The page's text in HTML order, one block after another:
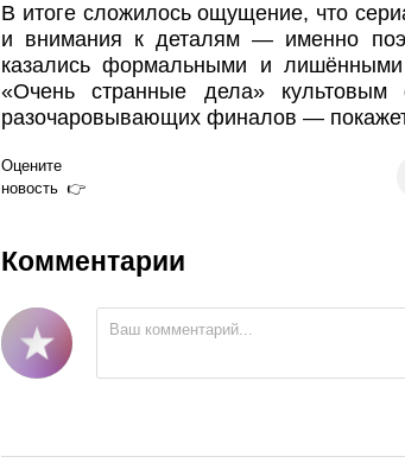
В итоге сложилось ощущение, что
и внимания к деталям — именно
казались формальными и
«Очень странные дела» культовым
разочаровывающих финалов —
Оцените
новость
Комментарии